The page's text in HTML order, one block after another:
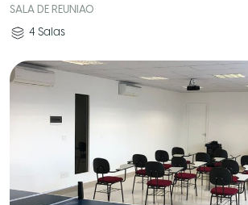
SALA DE REUNIAO
4 Salas